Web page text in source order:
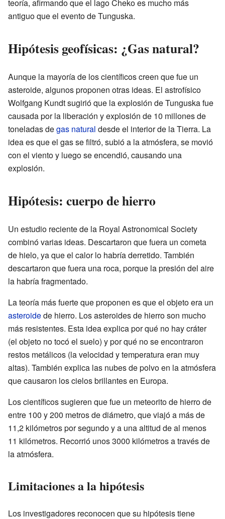
teoría, afirmando que el lago Cheko es mucho más
antiguo que el evento de Tunguska.
Hipótesis geofísicas: ¿Gas natural?
Aunque la mayoría de los científicos creen que fue un
asteroide, algunos proponen otras ideas. El astrofísico
Wolfgang Kundt sugirió que la explosión de Tunguska fue
causada por la liberación y explosión de 10 millones de
toneladas degas natural desde el interior de la Tierra. La
idea es que el gas se filtró, subió a la atmósfera, se movió
con el viento y luego se encendió, causando una
explosión.
Hipótesis: cuerpo de hierro
Un estudio reciente de la Royal Astronomical Society
combinó varias ideas. Descartaron que fuera un cometa
de hielo, ya que el calor lo habría derretido. También
descartaron que fuera una roca, porque la presión del aire
la habría fragmentado.
La teoría más fuerte que proponen es que el objeto era un
asteroidede hierro. Los asteroides de hierro son mucho
más resistentes. Esta idea explica por qué no hay cráter
(el objeto no tocó el suelo) y por qué no se encontraron
restos metálicos (la velocidad y temperatura eran muy
altas). También explica las nubes de polvo en la atmósfera
que causaron los cielos brillantes en Europa.
Los científicos sugieren que fue un meteorito de hierro de
entre 100 y 200 metros de diámetro, que viajó a más de
11,2 kilómetros por segundo y a una altitud de al menos
11 kilómetros. Recorrió unos 3000 kilómetros a través de
la atmósfera.
Limitaciones a la hipótesis
Los investigadores reconocen que su hipótesis tiene